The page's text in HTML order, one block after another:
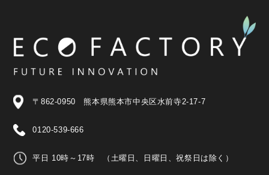
〒862-0950 熊本県熊本市中央区水前寺2-17-7
0120-539-666
平日 10時～17時 （土曜日、日曜日、祝祭日は除く）